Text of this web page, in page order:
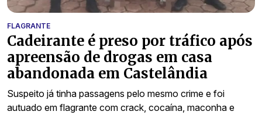
FLAGRANTE
Cadeirante é preso por tráfico após
apreensão de drogas em casa
abandonada em Castelândia
Suspeito já tinha passagens pelo mesmo crime e foi
autuado em flagrante com crack, cocaína, maconha e